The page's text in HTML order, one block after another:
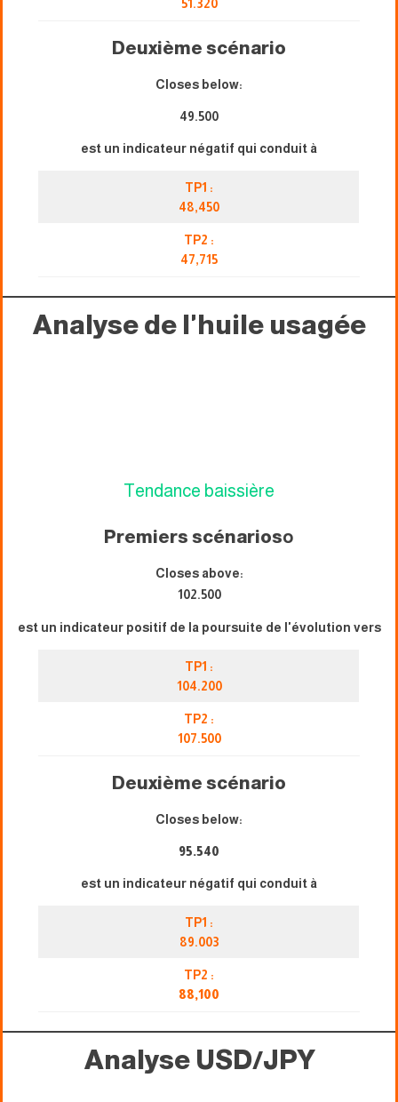
51.320
Deuxième scénario
Closes below:
49.500
est un indicateur négatif qui conduit à
TP1 :
48,450
TP2 :
47,715
Analyse de l'huile usagée
Tendance baissière
Premiers scénarioso
Closes above:
102.500
est un indicateur positif de la poursuite de l'évolution vers
TP1 :
104.200
TP2 :
107.500
Deuxième scénario
Closes below:
95.540
est un indicateur négatif qui conduit à
TP1 :
89.003
TP2 :
88,100
Analyse USD/JPY